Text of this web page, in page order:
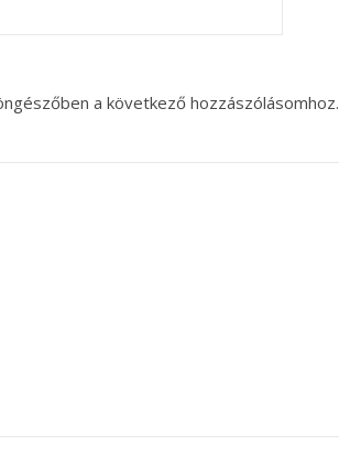
a következő hozzászólásomhoz.